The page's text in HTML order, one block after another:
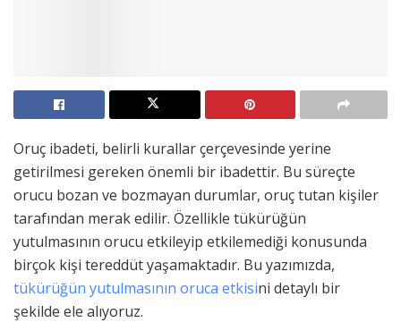
Oruç ibadeti, belirli kurallar çerçevesinde yerine
getirilmesi gereken önemli bir ibadettir. Bu süreçte
orucu bozan ve bozmayan durumlar, oruç tutan kişiler
tarafından merak edilir. Özellikle tükürüğün
yutulmasının orucu etkileyip etkilemediği konusunda
birçok kişi tereddüt yaşamaktadır. Bu yazımızda,
tükürüğün yutulmasının oruca etkisini detaylı bir
şekilde ele alıyoruz.